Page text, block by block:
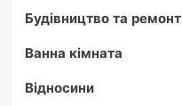
Будівництво та ремонт
Ванна кімната
Відносини